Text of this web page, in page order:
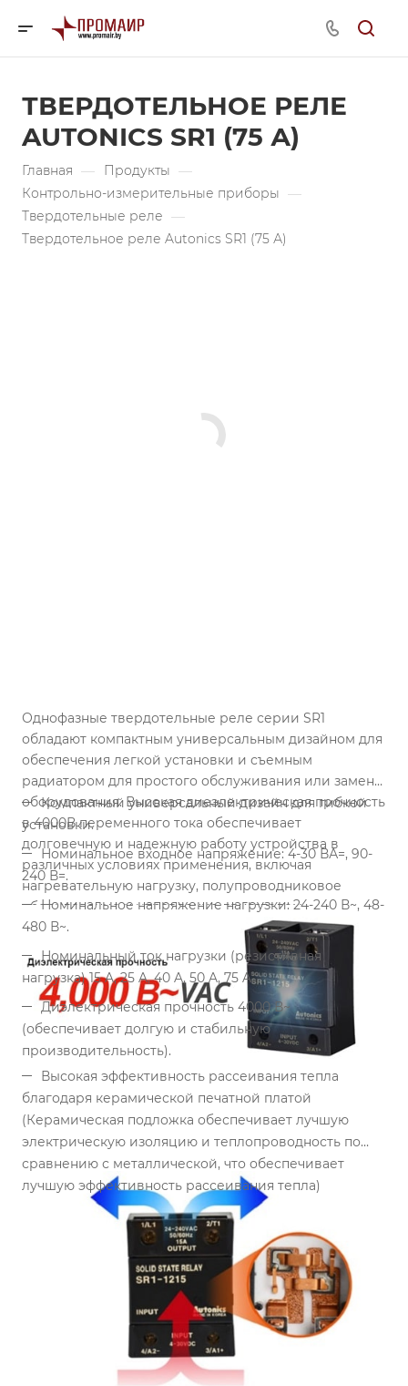
ТВЕРДОТЕЛЬНОЕ РЕЛЕ
AUTONICS SR1 (75 А)
Главная — Продукты —
Контрольно-измерительные приборы —
Твердотельные реле —
Твердотельное реле Autonics SR1 (75 А)
Однофазные твердотельные реле серии SR1
обладают компактным универсальным дизайном для
обеспечения легкой установки и съемным
радиатором для простого обслуживания или замены
оборудования. Высокая диеэлектрическая прочность
в 4000В переменного тока обеспечивает
долговечную и надежную работу устройства в
различных условиях применения, включая
нагревательную нагрузку, полупроводниковое
оборудование и управление двигателем.
Особенности:
Компактный универсальный дизайн для гибкой
установки.
Номинальное входное напряжение: 4-30 ВА=, 90-
240 В=.
Номинальное напряжение нагрузки: 24-240 В~, 48-
480 В~.
Номинальный ток нагрузки (резистивная
нагрузка) 15 A, 25 A, 40 A, 50 A, 75 A.
Диэлектрическая прочность 4000 В~
(обеспечивает долгую и стабильную
производительность).
Высокая эффективность рассеивания тепла
благодаря керамической печатной платой
(Керамическая подложка обеспечивает лучшую
электрическую изоляцию и теплопроводность по
сравнению с металлической, что обеспечивает
лучшую эффективность рассеивания тепла)